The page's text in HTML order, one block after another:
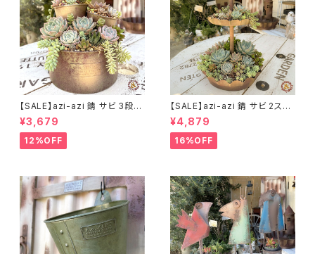
【SALE】azi-azi 錆 サビ 3段シ
ャビー プランター
¥3,679
12%OFF
【SALE】azi-azi 錆 サビ 2ステ
ップ プランター
¥4,879
16%OFF